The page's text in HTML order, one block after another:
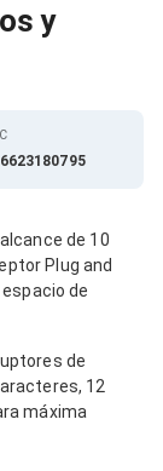
y
de 10
Plug and
de
de
12
máxima